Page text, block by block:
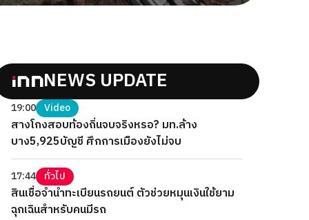
NEWS UPDATE
19:00 Video
สางโกงสอบท้องถิ่นจบจริงหรอ? มท.ล้าง
บาง5,925บัญชี ศึกการเมืองยังไม่จบ
17:44 ทั่วไป
สินเชื่อจำนำทะเบียนรถยนต์ ตัวช่วยหมุนเงินใช้ยาม
ฉุกเฉินสำหรับคนมีรถ